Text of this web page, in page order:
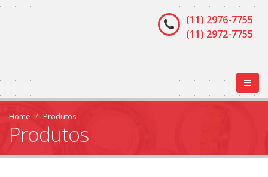
(11) 2976-7755
(11) 2972-7755
Home Produtos
Produtos